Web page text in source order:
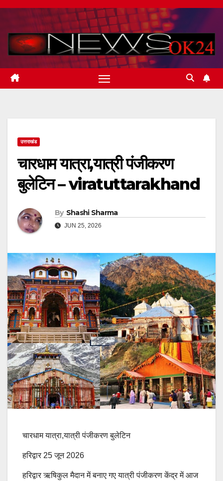
Skip
content
उत्तराखंड
चारधाम यात्रा,यात्री पंजीकरण
बुलेटिन – viratuttarakhand
By Shashi Sharma
JUN 25, 2026
चारधाम यात्रा,यात्री पंजीकरण बुलेटिन
हरिद्वार 25 जून 2026
हरिद्वार ऋषिकुल मैदान में बनाए गए यात्री पंजीकरण केंद्र में आज